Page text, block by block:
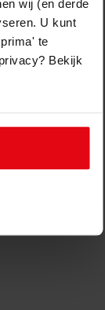
wij (en derde
U kunt
te
Bekijk